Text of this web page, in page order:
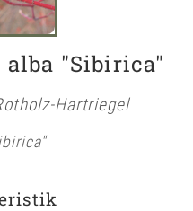
alba "Sibirica"
Hartriegel